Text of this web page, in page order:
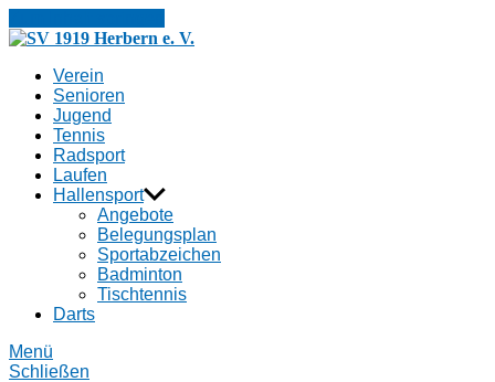
Verein
Senioren
Jugend
Tennis
Radsport
Laufen
Hallensport
Angebote
Belegungsplan
Sportabzeichen
Badminton
Tischtennis
Darts
Menü
Schließen